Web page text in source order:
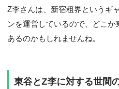
Z李さんは、新宿租界というギ
ンを運営しているので、どこ
あるのかもしれませんね。
東谷とZ李に対する世間